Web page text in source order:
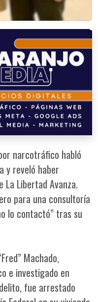
narcotráfico habló
y reveló haber
La Libertad Avanza.
para una consultoría
lo contactó” tras su
Machado,
e investigado en
fue arrestado